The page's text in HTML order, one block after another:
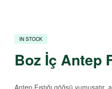
IN STOCK
Boz İç Antep
Antep Fıstığı göğsü yumuşatır,